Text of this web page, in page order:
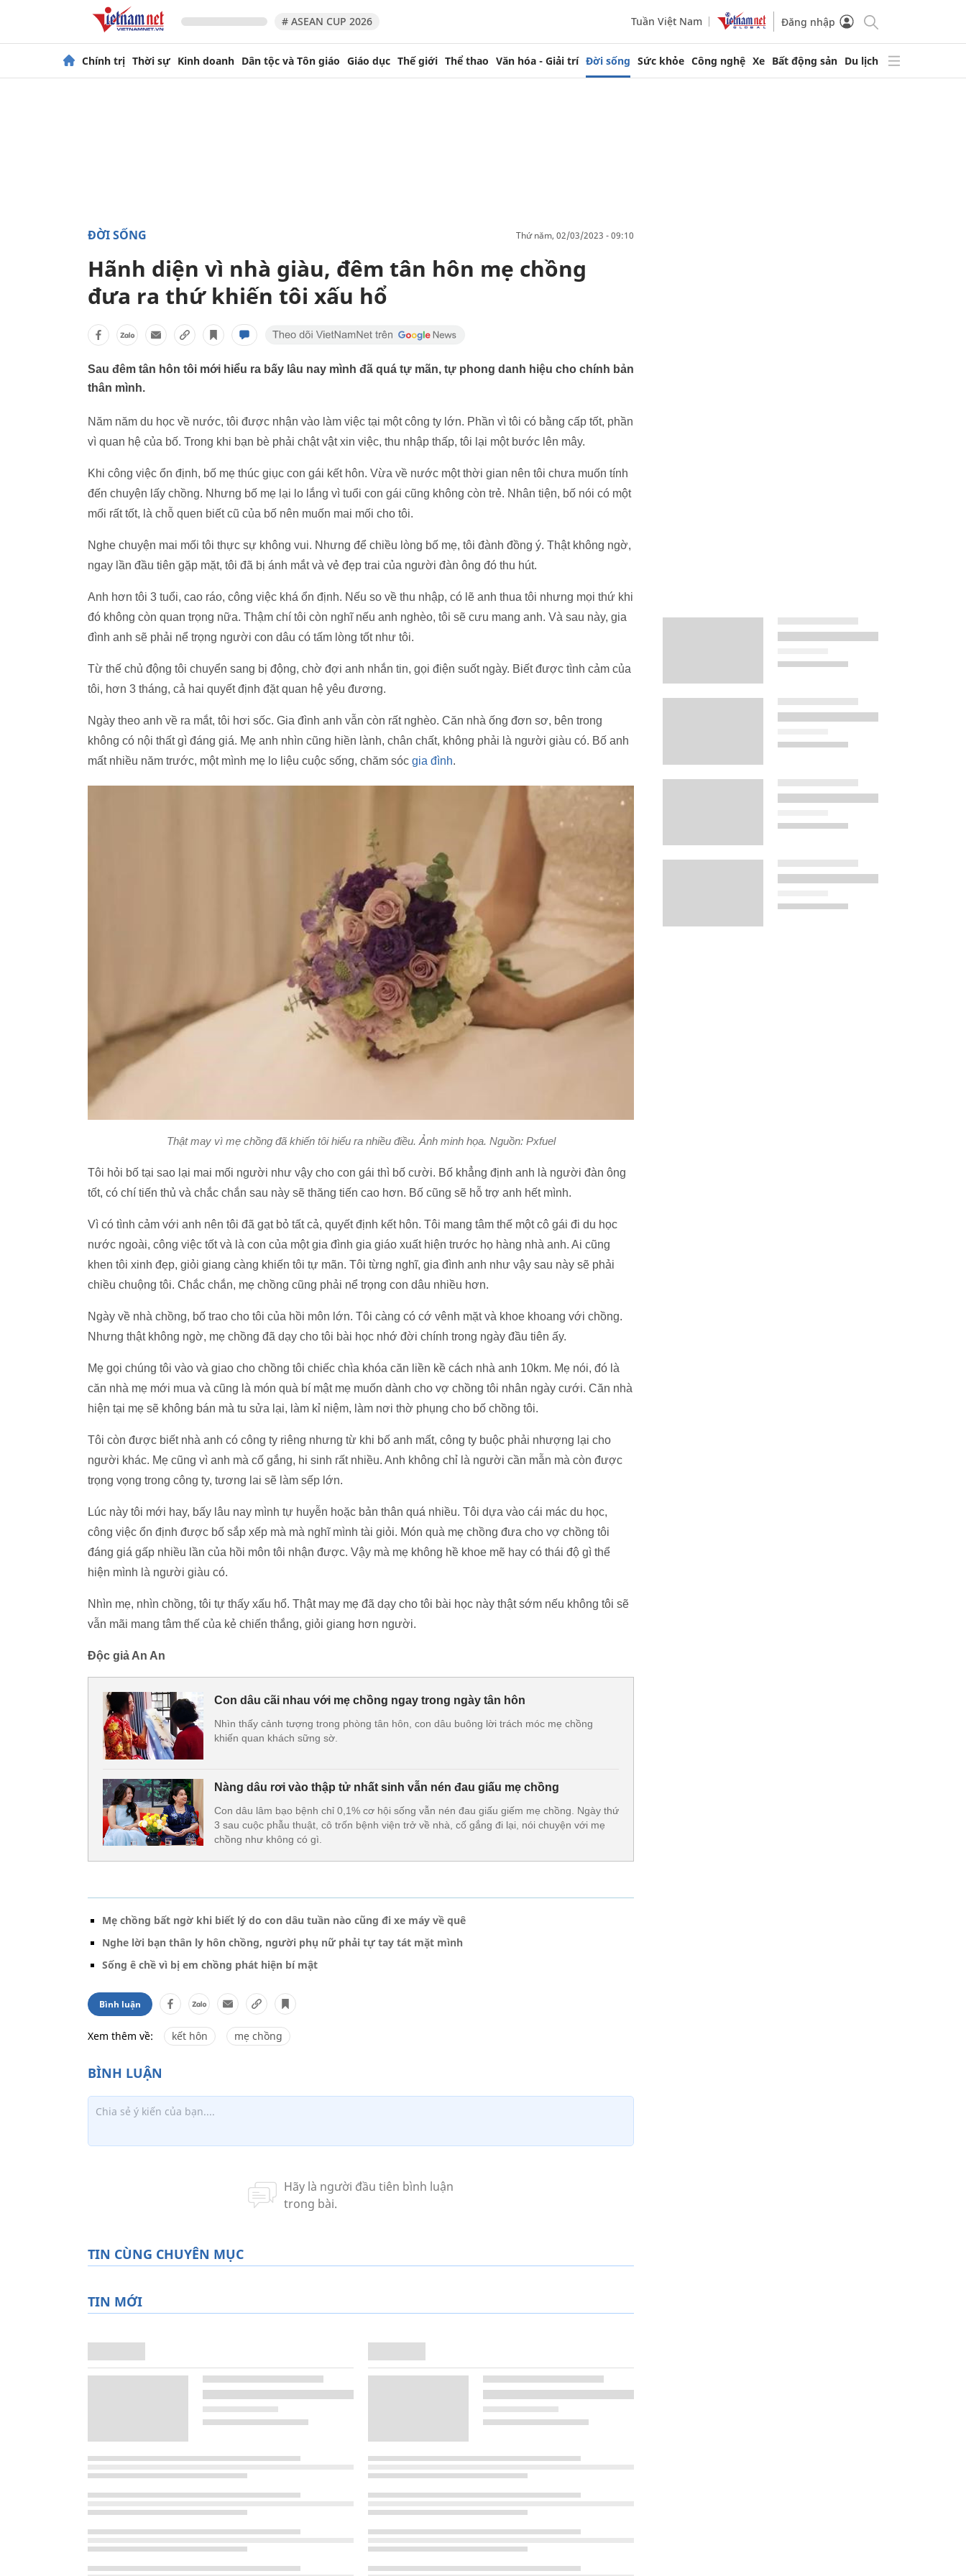
# ASEAN CUP 2026 Tuần Việt Nam Đăng nhập
Chính trị Thời sự Kinh doanh Dân tộc và Tôn giáo Giáo dục Thế giới Thể thao Văn hóa - Giải trí Đời sống Sức khỏe Công nghệ Xe Bất động sản Du lịch
ĐỜI SỐNG thứ năm, 02/03/2023 - 09:10
Hãnh diện vì nhà giàu, đêm tân hôn mẹ chồng
đưa ra thứ khiến tôi xấu hổ
Sau đêm tân hôn tôi mới hiểu ra bấy lâu nay mình đã quá tự mãn, tự phong danh hiệu cho chính bản
thân mình.
Năm năm du học về nước, tôi được nhận vào làm việc tại một công ty lớn. Phần vì tôi có bằng cấp tốt, phần
vì quan hệ của bố. Trong khi bạn bè phải chật vật xin việc, thu nhập thấp, tôi lại một bước lên mây.
Khi công việc ổn định, bố mẹ thúc giục con gái kết hôn. Vừa về nước một thời gian nên tôi chưa muốn tính
đến chuyện lấy chồng. Nhưng bố mẹ lại lo lắng vì tuổi con gái cũng không còn trẻ. Nhân tiện, bố nói có một
mối rất tốt, là chỗ quen biết cũ của bố nên muốn mai mối cho tôi.
Nghe chuyện mai mối tôi thực sự không vui. Nhưng để chiều lòng bố mẹ, tôi đành đồng ý. Thật không ngờ,
ngay lần đầu tiên gặp mặt, tôi đã bị ánh mắt và vẻ đẹp trai của người đàn ông đó thu hút.
Anh hơn tôi 3 tuổi, cao ráo, công việc khá ổn định. Nếu so về thu nhập, có lẽ anh thua tôi nhưng mọi thứ khi
đó không còn quan trọng nữa. Thậm chí tôi còn nghĩ nếu anh nghèo, tôi sẽ cưu mang anh. Và sau này, gia
đình anh sẽ phải nể trọng người con dâu có tấm lòng tốt như tôi.
Từ thế chủ động tôi chuyển sang bị động, chờ đợi anh nhắn tin, gọi điện suốt ngày. Biết được tình cảm của
tôi, hơn 3 tháng, cả hai quyết định đặt quan hệ yêu đương.
Ngày theo anh về ra mắt, tôi hơi sốc. Gia đình anh vẫn còn rất nghèo. Căn nhà ống đơn sơ, bên trong
không có nội thất gì đáng giá. Mẹ anh nhìn cũng hiền lành, chân chất, không phải là người giàu có. Bố anh
mất nhiều năm trước, một mình mẹ lo liệu cuộc sống, chăm sóc gia đình.
Thật may vì mẹ chồng đã khiến tôi hiểu ra nhiều điều. Ảnh minh họa. Nguồn: Pxfuel
Tôi hỏi bố tại sao lại mai mối người như vậy cho con gái thì bố cười. Bố khẳng định anh là người đàn ông
tốt, có chí tiến thủ và chắc chắn sau này sẽ thăng tiến cao hơn. Bố cũng sẽ hỗ trợ anh hết mình.
Vì có tình cảm với anh nên tôi đã gạt bỏ tất cả, quyết định kết hôn. Tôi mang tâm thế một cô gái đi du học
nước ngoài, công việc tốt và là con của một gia đình gia giáo xuất hiện trước họ hàng nhà anh. Ai cũng
khen tôi xinh đẹp, giỏi giang càng khiến tôi tự mãn. Tôi từng nghĩ, gia đình anh như vậy sau này sẽ phải
chiều chuộng tôi. Chắc chắn, mẹ chồng cũng phải nể trọng con dâu nhiều hơn.
Ngày về nhà chồng, bố trao cho tôi của hồi môn lớn. Tôi càng có cớ vênh mặt và khoe khoang với chồng.
Nhưng thật không ngờ, mẹ chồng đã dạy cho tôi bài học nhớ đời chính trong ngày đầu tiên ấy.
Mẹ gọi chúng tôi vào và giao cho chồng tôi chiếc chìa khóa căn liền kề cách nhà anh 10km. Mẹ nói, đó là
căn nhà mẹ mới mua và cũng là món quà bí mật mẹ muốn dành cho vợ chồng tôi nhân ngày cưới. Căn nhà
hiện tại mẹ sẽ không bán mà tu sửa lại, làm kỉ niệm, làm nơi thờ phụng cho bố chồng tôi.
Tôi còn được biết nhà anh có công ty riêng nhưng từ khi bố anh mất, công ty buộc phải nhượng lại cho
người khác. Mẹ cũng vì anh mà cố gắng, hi sinh rất nhiều. Anh không chỉ là người cần mẫn mà còn được
trọng vọng trong công ty, tương lai sẽ làm sếp lớn.
Lúc này tôi mới hay, bấy lâu nay mình tự huyễn hoặc bản thân quá nhiều. Tôi dựa vào cái mác du học,
công việc ổn định được bố sắp xếp mà mà nghĩ mình tài giỏi. Món quà mẹ chồng đưa cho vợ chồng tôi
đáng giá gấp nhiều lần của hồi môn tôi nhận được. Vậy mà mẹ không hề khoe mẽ hay có thái độ gì thể
hiện mình là người giàu có.
Nhìn mẹ, nhìn chồng, tôi tự thấy xấu hổ. Thật may mẹ đã dạy cho tôi bài học này thật sớm nếu không tôi sẽ
vẫn mãi mang tâm thế của kẻ chiến thắng, giỏi giang hơn người.
Độc giả An An
Con dâu cãi nhau với mẹ chồng ngay trong ngày tân hôn
Nhìn thấy cảnh tượng trong phòng tân hôn, con dâu buông lời trách móc mẹ chồng
khiến quan khách sững sờ.
Nàng dâu rơi vào thập tử nhất sinh vẫn nén đau giấu mẹ chồng
Con dâu lâm bạo bệnh chỉ 0,1% cơ hội sống vẫn nén đau giấu giếm mẹ chồng. Ngày thứ
3 sau cuộc phẫu thuật, cô trốn bệnh viện trở về nhà, cố gắng đi lại, nói chuyện với mẹ
chồng như không có gì.
Mẹ chồng bất ngờ khi biết lý do con dâu tuần nào cũng đi xe máy về quê
Nghe lời bạn thân ly hôn chồng, người phụ nữ phải tự tay tát mặt mình
Sống ê chề vì bị em chồng phát hiện bí mật
Bình luận
Xem thêm về: kết hôn mẹ chồng
TIN CÙNG CHUYÊN MỤC
TIN MỚI